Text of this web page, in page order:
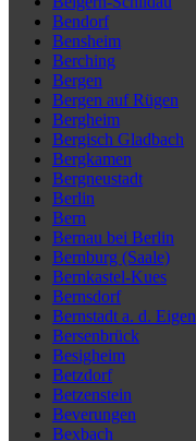
Bendorf
Bensheim
Berching
Bergen
Bergen auf Rügen
Bergheim
Bergisch Gladbach
Bergkamen
Bergneustadt
Berlin
Bern
Bernau bei Berlin
Bernburg (Saale)
Bernkastel-Kues
Bernsdorf
Bernstadt a. d. Eigen
Bersenbrück
Besigheim
Betzdorf
Betzenstein
Beverungen
Bexbach